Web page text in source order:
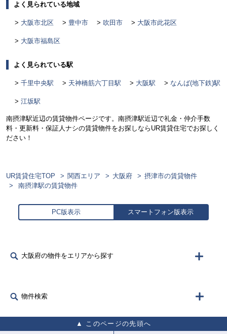
よく見られている地域
大阪市北区 豊中市 吹田市 大阪市此花区
大阪市福島区
よく見られている駅
千里中央駅 天神橋筋六丁目駅 大阪駅 なんば(地下鉄)駅
江坂駅
南摂津駅近辺の賃貸物件ページです。南摂津駅近辺で礼金・仲介手数
料・更新料・保証人ナシの賃貸物件をお探しならUR賃貸住宅でお探しく
ださい！
UR賃貸住宅TOP 関西エリア 大阪府
摂津市の賃貸物件
南摂津駅の賃貸物件
PC版表示 スマートフォン版表示
大阪府の物件をエリアから探す
物件検索
このページの先頭へ